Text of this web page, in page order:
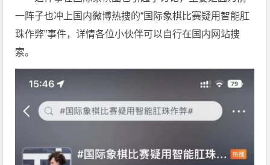
一阵子也冲上国内微博热搜的“国际象棋比赛疑用智能肛
珠作弊”事件，详情各位小伙伴可以自行在国内网站搜
索。